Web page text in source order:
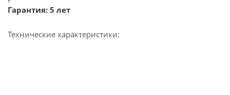
Гарантия: 5 лет
Технические характеристики: